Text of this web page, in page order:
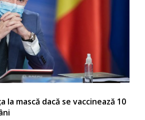
la mască dacă se vaccinează 10